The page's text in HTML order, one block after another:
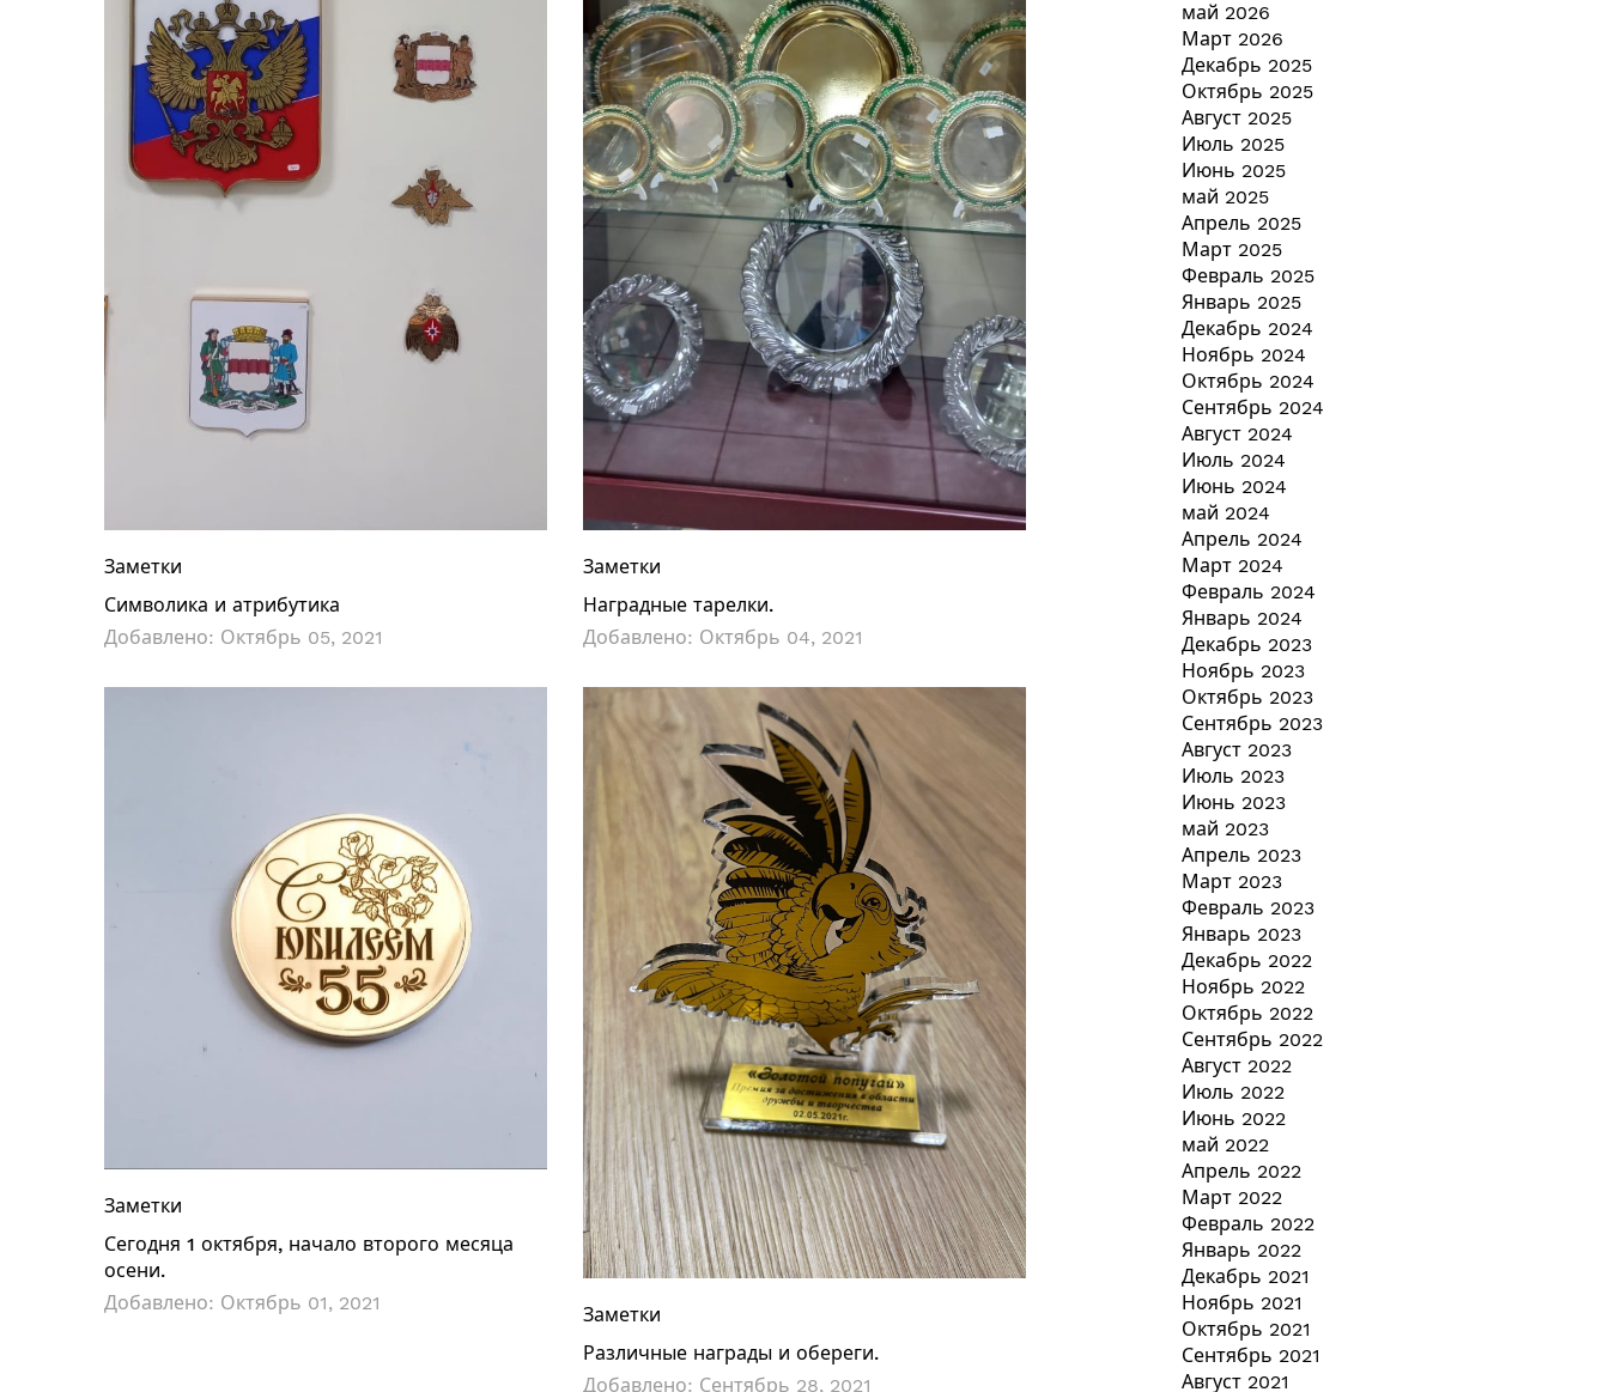
Заметки
Символика и атрибутика
Добавлено: Октябрь 05, 2021
Заметки
Наградные тарелки.
Добавлено: Октябрь 04, 2021
Заметки
Сегодня 1 октября, начало второго месяца
осени.
Добавлено: Октябрь 01, 2021
Заметки
Различные награды и обереги.
Добавлено: Сентябрь 28, 2021
май 2026
Март 2026
Декабрь 2025
Октябрь 2025
Август 2025
Июль 2025
Июнь 2025
май 2025
Апрель 2025
Март 2025
Февраль 2025
Январь 2025
Декабрь 2024
Ноябрь 2024
Октябрь 2024
Сентябрь 2024
Август 2024
Июль 2024
Июнь 2024
май 2024
Апрель 2024
Март 2024
Февраль 2024
Январь 2024
Декабрь 2023
Ноябрь 2023
Октябрь 2023
Сентябрь 2023
Август 2023
Июль 2023
Июнь 2023
май 2023
Апрель 2023
Март 2023
Февраль 2023
Январь 2023
Декабрь 2022
Ноябрь 2022
Октябрь 2022
Сентябрь 2022
Август 2022
Июль 2022
Июнь 2022
май 2022
Апрель 2022
Март 2022
Февраль 2022
Январь 2022
Декабрь 2021
Ноябрь 2021
Октябрь 2021
Сентябрь 2021
Август 2021